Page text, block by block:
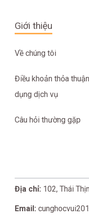
Giới thiệu
Về chúng tôi
Điều khoản thỏa
dụng dịch vụ
Câu hỏi thường gặp
Địa chỉ: 102, Thái
Email: